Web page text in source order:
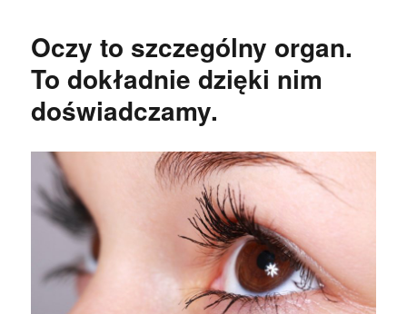
Oczy to szczególny organ.
To dokładnie dzięki nim
doświadczamy.